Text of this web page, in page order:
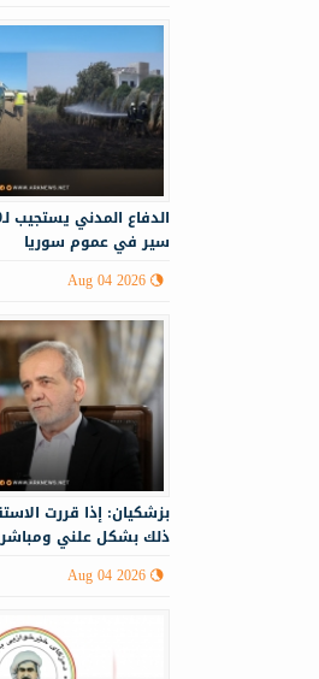
سير في عموم سوريا
Aug 04 2026
بزشكيان: إذا قررت
ذلك بشكل علني ومباشر
Aug 04 2026